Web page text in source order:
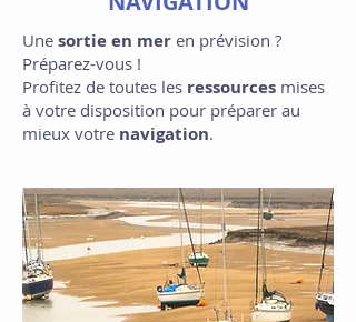
Une sortie en mer en prévision ?
Préparez-vous !​​​​
Profitez de toutes les ressources mises
à votre disposition pour préparer au
mieux votre navigation.